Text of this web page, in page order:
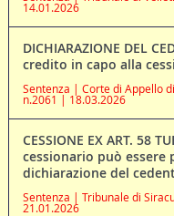
14.01.2026
DICHIARAZIONE DEL
credito in capo alla
Sentenza | Corte di Appello
n.2061 | 18.03.2026
CESSIONE EX ART. 58
cessionario può
dichiarazione del
Sentenza | Tribunale di
21.01.2026